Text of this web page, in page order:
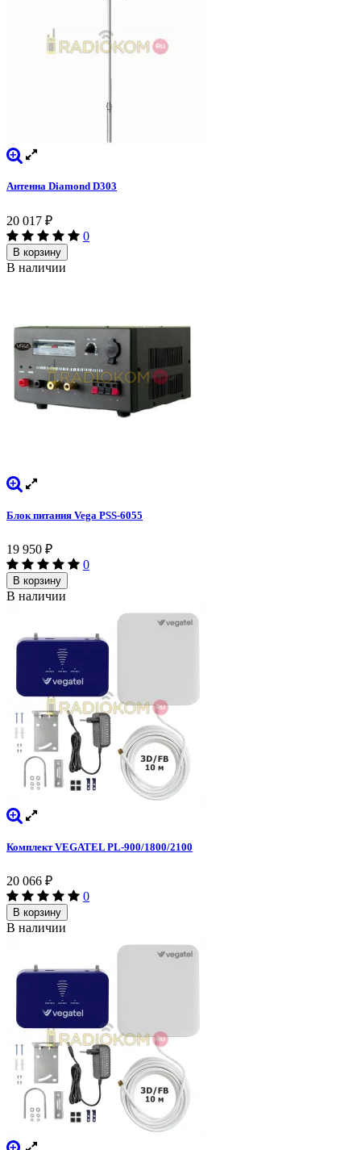
Антенна Diamond D303
20 017 ₽
0
В корзину
В наличии
Блок питания Vega PSS-6055
19 950 ₽
0
В корзину
В наличии
Комплект VEGATEL PL-900/1800/2100
20 066 ₽
0
В корзину
В наличии